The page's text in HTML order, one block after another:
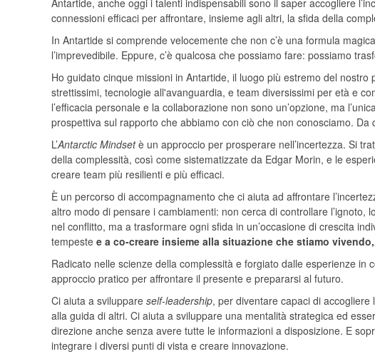
Antartide, anche oggi i talenti indispensabili sono il saper accogliere
connessioni efficaci per affrontare, insieme agli altri, la sfida della
In Antartide si comprende velocemente che non c’è una formula
l’imprevedibile. Eppure, c’è qualcosa che possiamo fare: possiamo
Ho guidato cinque missioni in Antartide, il luogo più estremo del
strettissimi, tecnologie all'avanguardia, e team diversissimi per età e
l’eﬃcacia personale e la collaborazione non sono un’opzione, ma
prospettiva sul rapporto che abbiamo con ciò che non conosciamo. Da
L’Antarctic Mindset è un approccio per prosperare nell’incertezza. Si
della complessità, così come sistematizzate da Edgar Morin, e le
creare team più resilienti e più efficaci.
È un percorso di accompagnamento che ci aiuta ad affrontare
altro modo di pensare i cambiamenti: non cerca di controllare l’ignoto,
nel conflitto, ma a trasformare ogni sfida in un’occasione di crescita
tempeste e a co-creare insieme alla situazione che stiamo
Radicato nelle scienze della complessità e forgiato dalle esperienze in
approccio pratico per aﬀrontare il presente e prepararsi al futuro.
Ci aiuta a sviluppare self-leadership, per diventare capaci di
alla guida di altri. Ci aiuta a sviluppare una mentalità strategica ed
direzione anche senza avere tutte le informazioni a disposizione. E
integrare i diversi punti di vista e creare innovazione.